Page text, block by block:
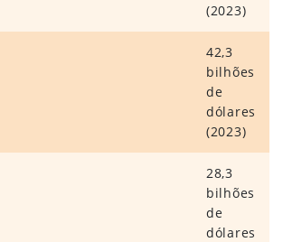
(2023)
42,3
bilhões
de
dólares
(2023)
28,3
bilhões
de
dólares